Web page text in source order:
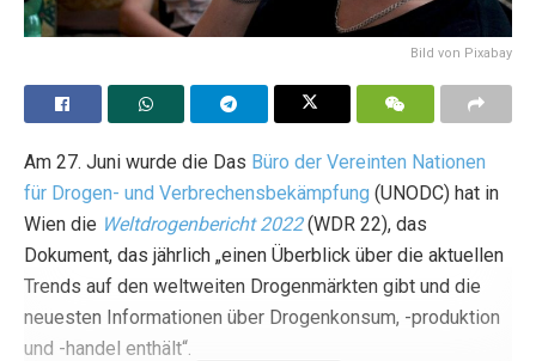
Bild von Pixabay
Am 27. Juni wurde die Das Büro der Vereinten Nationen
für Drogen- und Verbrechensbekämpfung (UNODC) hat in
Wien die Weltdrogenbericht 2022 (WDR 22), das
Dokument, das jährlich „einen Überblick über die aktuellen
Trends auf den weltweiten Drogenmärkten gibt und die
neuesten Informationen über Drogenkonsum, -produktion
und -handel enthält“.